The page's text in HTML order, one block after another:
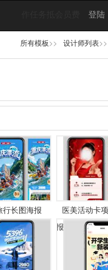
登陆
所有模板>> 设计师列表
行长图海报
医美活动卡
报